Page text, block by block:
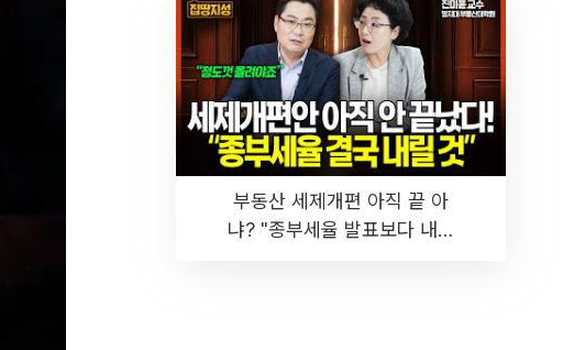
부동산 세제개편 아직 끝 아
냐? "종부세율 발표보다 내릴